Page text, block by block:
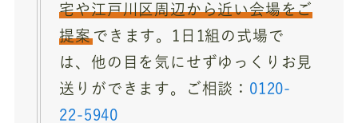
宅や江戸川区周辺から近い会場をご
提案できます。1日1組の式場で
は、他の目を気にせずゆっくりお見
送りができます。ご相談： 0120-
22-5940